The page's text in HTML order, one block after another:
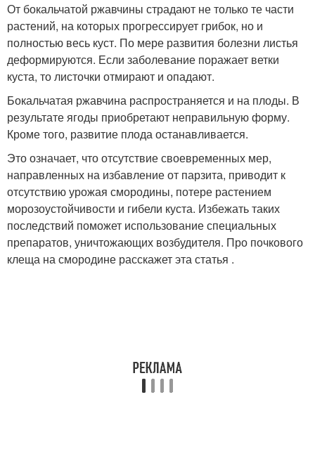
От бокальчатой ржавчины страдают не только те части
растений, на которых прогрессирует грибок, но и
полностью весь куст. По мере развития болезни листья
деформируются. Если заболевание поражает ветки
куста, то листочки отмирают и опадают.
Бокальчатая ржавчина распространяется и на плоды. В
результате ягоды приобретают неправильную форму.
Кроме того, развитие плода останавливается.
Это означает, что отсутствие своевременных мер,
направленных на избавление от парзита, приводит к
отсутствию урожая смородины, потере растением
морозоустойчивости и гибели куста. Избежать таких
последствий поможет использование специальных
препаратов, уничтожающих возбудителя. Про почкового
клеща на смородине расскажет эта статья .